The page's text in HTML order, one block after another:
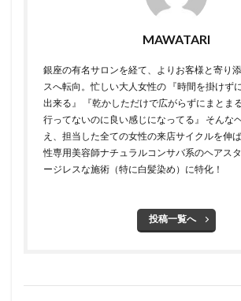
MAWATARI
銀座の有名サロンを経て、よりお客様と寄り
スへ転向。 ​ 忙しい大人女性の 『時間を掛けず
出来る』 『乾かしただけで広がらずにまとま
行ってないのに良い感じになってる』 そんな
え、担当した全ての女性の来店サイクルを伸
性専用美容師 ​ ​ナチュラルコンサバ系のヘアス
ージレスな施術（特に白髪染め）に特化！
投稿一覧へ